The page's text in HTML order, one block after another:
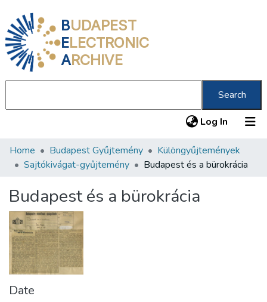
BUDAPEST
ELECTRONIC
ARCHIVE
Search
Log In (current)
Communities & Collections
Statistics
About us
Home Budapest Gyűjtemény
Különgyűjtemények
Sajtókivágat-gyűjtemény
Budapest és a bürokrácia
Budapest és a bürokrácia
Date